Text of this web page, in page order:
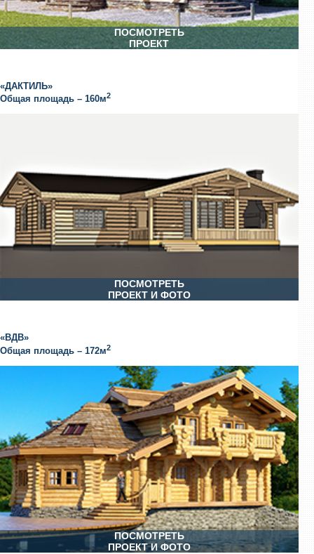
ПОСМОТРЕТЬ
ПРОЕКТ
«ДАКТИЛЬ»
Общая площадь – 160м2
ПОСМОТРЕТЬ
ПРОЕКТ И ФОТО
«ВДВ»
Общая площадь – 172м2
ПОСМОТРЕТЬ
ПРОЕКТ И ФОТО